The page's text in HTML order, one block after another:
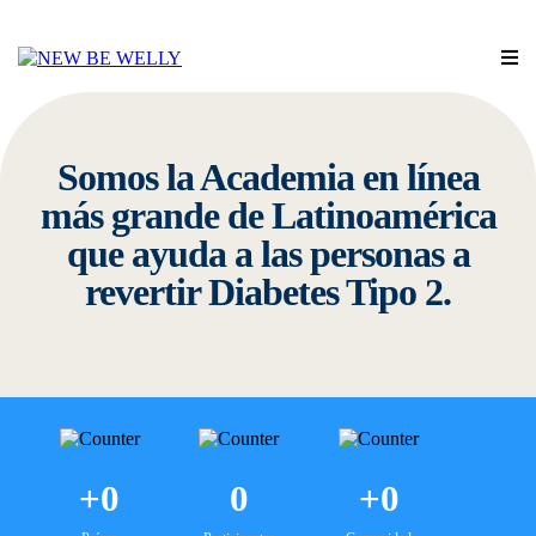
Somos la Academia en línea
más grande de Latinoamérica
que ayuda a las personas a
revertir Diabetes Tipo 2.
+0 0 +0